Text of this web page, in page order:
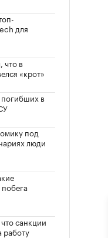
для
что в
«крот»
погибших в
под
люди
санкции
работу